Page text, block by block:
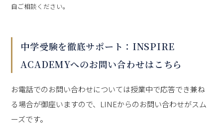
自ご相談ください。
中学受験を徹底サポート：INSPIRE
ACADEMYへのお問い合わせはこちら
お電話でのお問い合わせについては授業中で応答でき兼ね
る場合が御座いますので、LINEからのお問い合わせがスム
ーズです。